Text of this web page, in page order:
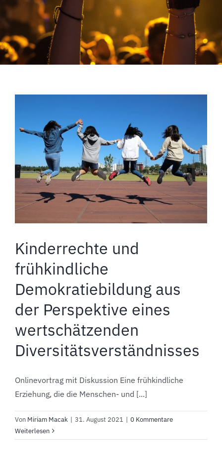
Kinderrechte und
frühkindliche
Demokratiebildung aus
der Perspektive eines
wertschätzenden
Diversitätsverständnisses
Onlinevortrag mit Diskussion Eine frühkindliche
Erziehung, die die Menschen- und [...]
Von Miriam Macak | 31. August 2021 | 0 Kommentare
Weiterlesen